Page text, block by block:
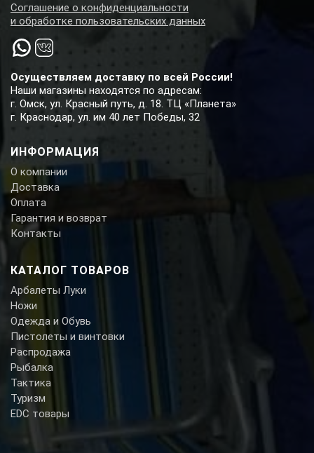
Осуществляем доставку по всей России!
Наши магазины находятся по адресам:
г. Омск, ул. Красный путь, д. 18. ТЦ «Планета»
г. Краснодар, ул. им 40 лет Победы, 32
ИНФОРМАЦИЯ
О компании
Доставка
Оплата
Гарантия и возврат
Контакты
КАТАЛОГ ТОВАРОВ
Арбалеты Луки
Ножи
Одежда и Обувь
Пистолеты и винтовки
Распродажа
Рыбалка
Тактика
Туризм
EDC товары
Соглашение о конфиденциальности
и обработке пользовательских данных